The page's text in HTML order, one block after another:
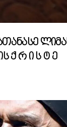
Ქ Რ Ი Ს Ტ Ე